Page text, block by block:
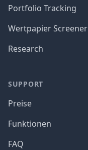
Portfolio Tracking
Wertpapier Screener
Research
SUPPORT
Preise
Funktionen
FAQ